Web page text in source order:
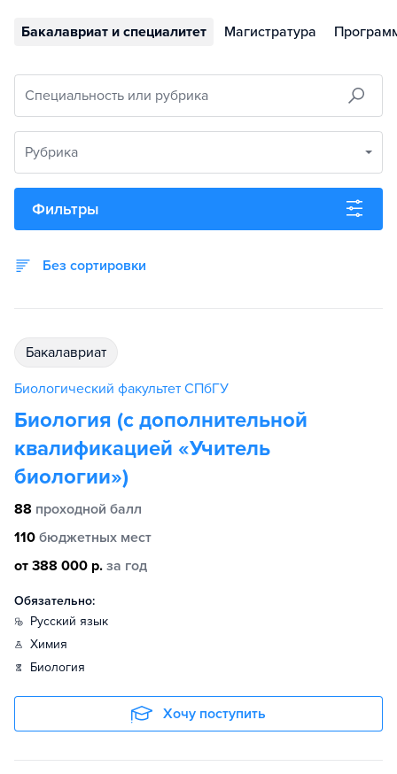
Бакалавриат и специалитет Магистратура
Специальность или рубрика
Рубрика
Фильтры
Без сортировки
бакалавриат
Биологический факультет СПбГУ
Биология (с дополнительной
квалификацией «Учитель
биологии»)
88 проходной балл
110 бюджетных мест
от 388 000 р. за год
Обязательно:
русский язык
химия
биология
Хочу поступить